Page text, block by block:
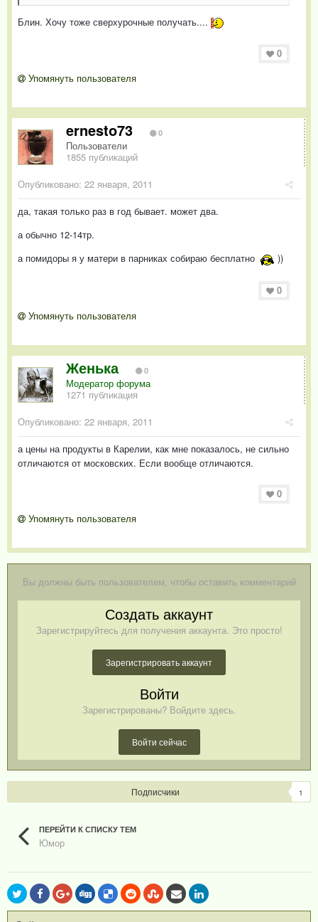
Блин. Хочу тоже сверхурочные получать....
0
Упомянуть пользователя
ernesto73 0
Пользователи
1855 публикаций
Опубликовано: 22 января, 2011
да, такая только раз в год бывает. может два.
а обычно 12-14тр.
а помидоры я у матери в парниках собираю бесплатно
))
0
Упомянуть пользователя
Женька 0
Модератор форума
1271 публикация
Опубликовано: 22 января, 2011
а цены на продукты в Карелии, как мне показалось, не сильно
отличаются от московских. Если вообще отличаются.
0
Упомянуть пользователя
Вы должны быть пользователем, чтобы оставить комментарий
Создать аккаунт
Зарегистрируйтесь для получения аккаунта. Это просто!
Зарегистрировать аккаунт
Войти
Зарегистрированы? Войдите здесь.
Войти сейчас
Подписчики 1
ПЕРЕЙТИ К СПИСКУ ТЕМ
Юмор